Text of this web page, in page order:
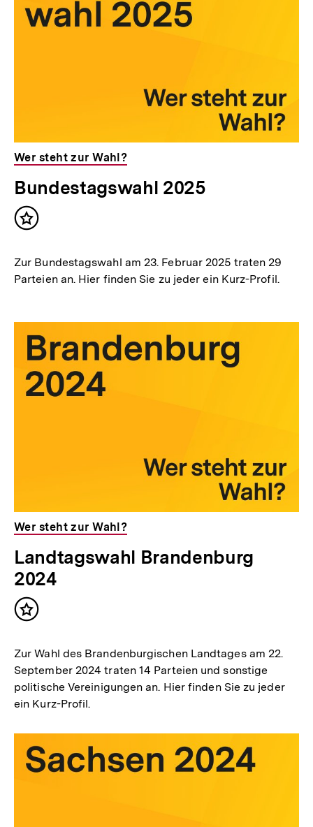
Wer steht zur Wahl?
Bundestagswahl 2025
Inhalt
Zur Bundestagswahl am 23. Februar 2025 traten 29
Parteien an. Hier finden Sie zu jeder ein Kurz-Profil.
Wer steht zur Wahl?
Landtagswahl Brandenburg
2024
Inhalt
Zur Wahl des Brandenburgischen Landtages am 22.
September 2024 traten 14 Parteien und sonstige
politische Vereinigungen an. Hier finden Sie zu jeder
ein Kurz-Profil.